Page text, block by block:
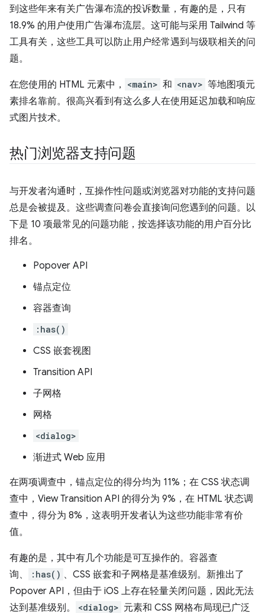
到这些年来有关广告瀑布流的投诉数量，有趣的是，只有
18.9% 的用户使用广告瀑布流层。这可能与采用 Tailwind 等
工具有关，这些工具可以防止用户经常遇到与级联相关的问
题。
在您使用的 HTML 元素中， <main> 和 <nav> 等地图项元
素排名靠前。很高兴看到有这么多人在使用延迟加载和响应
式图片技术。
热门浏览器支持问题
与开发者沟通时，互操作性问题或浏览器对功能的支持问题
总是会被提及。这些调查问卷会直接询问您遇到的问题。以
下是 10 项最常见的问题功能，按选择该功能的用户百分比
排名。
Popover API
锚点定位
容器查询
:has()
CSS 嵌套视图
Transition API
子网格
网格
<dialog>
渐进式 Web 应用
在两项调查中，锚点定位的得分均为 11%；在 CSS 状态调
查中，View Transition API 的得分为 9%，在 HTML 状态调
查中，得分为 8%，这表明开发者认为这些功能非常有价
值。
有趣的是，其中有几个功能是可互操作的。容器查
询、
:has() 、CSS 嵌套和子网格是基准级别。新推出了
Popover API，但由于 iOS 上存在轻量关闭问题，因此无法
达到基准级别。
<dialog> 元素和 CSS 网格布局现已广泛